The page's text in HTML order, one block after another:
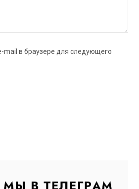
mail в браузере для следующего